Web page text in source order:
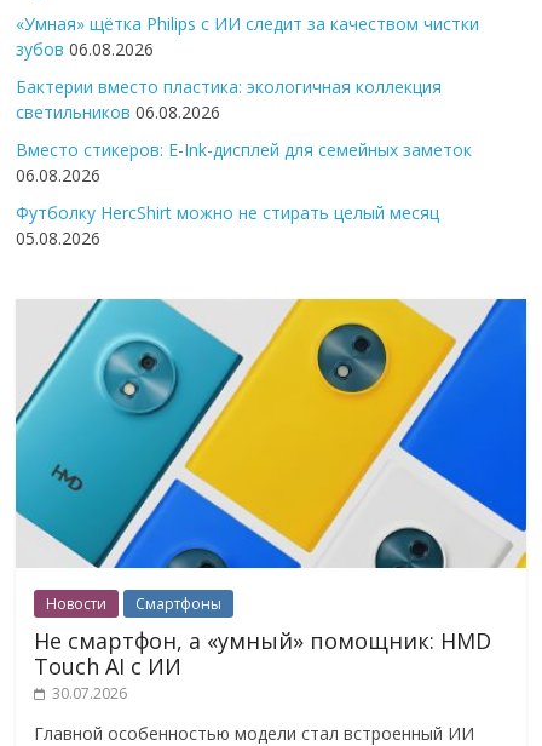
«Умная» щётка Philips с ИИ следит за качеством чистки
зубов 06.08.2026
Бактерии вместо пластика: экологичная коллекция
светильников 06.08.2026
Вместо стикеров: E-Ink-дисплей для семейных заметок
06.08.2026
Футболку HercShirt можно не стирать целый месяц
05.08.2026
Новости Смартфоны
Не смартфон, а «умный» помощник: HMD
Touch AI с ИИ
30.07.2026
Главной особенностью модели стал встроенный ИИ